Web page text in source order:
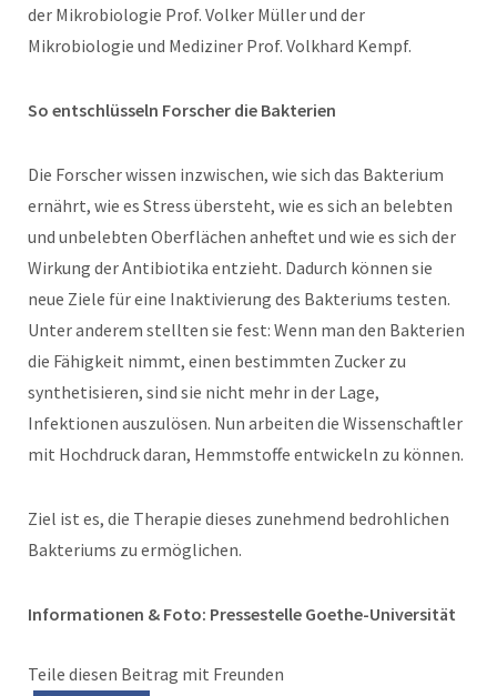
der Mikrobiologie Prof. Volker Müller und der
Mikrobiologie und Mediziner Prof. Volkhard Kempf.
So entschlüsseln Forscher die Bakterien
Die Forscher wissen inzwischen, wie sich das Bakterium
ernährt, wie es Stress übersteht, wie es sich an belebten
und unbelebten Oberflächen anheftet und wie es sich der
Wirkung der Antibiotika entzieht. Dadurch können sie
neue Ziele für eine Inaktivierung des Bakteriums testen.
Unter anderem stellten sie fest: Wenn man den Bakterien
die Fähigkeit nimmt, einen bestimmten Zucker zu
synthetisieren, sind sie nicht mehr in der Lage,
Infektionen auszulösen. Nun arbeiten die Wissenschaftler
mit Hochdruck daran, Hemmstoffe entwickeln zu können.
Ziel ist es, die Therapie dieses zunehmend bedrohlichen
Bakteriums zu ermöglichen.
Informationen & Foto: Pressestelle Goethe-Universität
Teile diesen Beitrag mit Freunden